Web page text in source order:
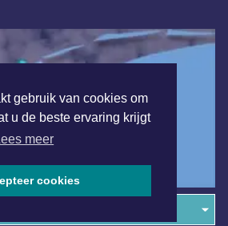
gebruik van cookies om
u de beste ervaring krijgt
meer
cookies